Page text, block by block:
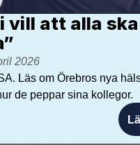
vill att alla ska
2026
Läs om Örebros nya
de peppar sina kollegor.